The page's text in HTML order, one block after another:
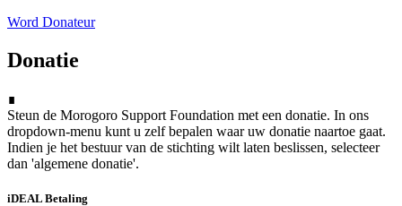
Word Donateur
Donatie
∎
Steun de Morogoro Support Foundation met een donatie. In ons
dropdown-menu kunt u zelf bepalen waar uw donatie naartoe gaat.
Indien je het bestuur van de stichting wilt laten beslissen, selecteer
dan 'algemene donatie'.
iDEAL Betaling